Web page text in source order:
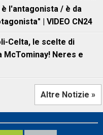
è l'antagonista / è da
| VIDEO CN24
Celta, le scelte di
McTominay! Neres e
Altre Notizie »